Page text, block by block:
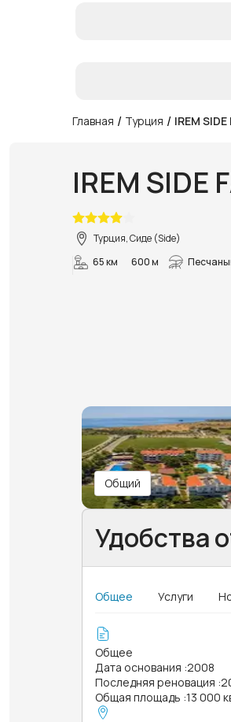
Главная / Турция / IREM
IREM SIDE
Турция, Сиде (Side)
65 км
600 м
Общий
Удобства
Общее Услуги
Общее
Дата основания :2008
Последняя реновация :
Общая площадь :13 000